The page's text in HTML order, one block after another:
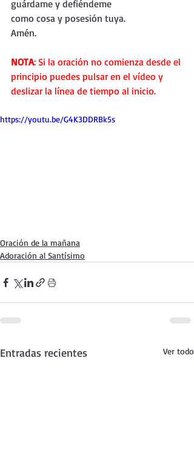
guárdame y defiéndeme
como cosa y posesión tuya.
Amén.
NOTA: Si la oración no comienza desde el
principio puedes pulsar en el vídeo y
deslizar la línea de tiempo al inicio.
https://youtu.be/G4K3DDRBk5s
Oración de la mañana
Adoración al Santísimo
Entradas recientes Ver todo